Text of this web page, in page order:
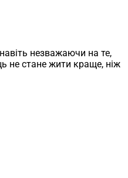
незважаючи на те,
не стане жити краще, ніж